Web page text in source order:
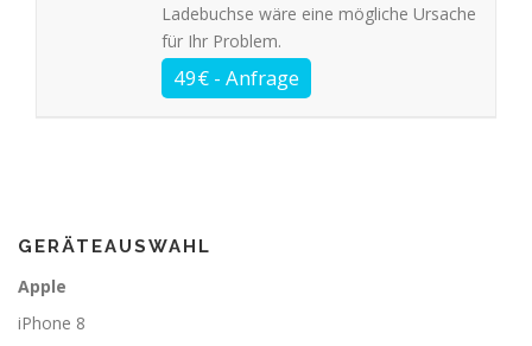
Ladebuchse wäre eine mögliche Ursache
für Ihr Problem.
GERÄTEAUSWAHL
Apple
iPhone 8